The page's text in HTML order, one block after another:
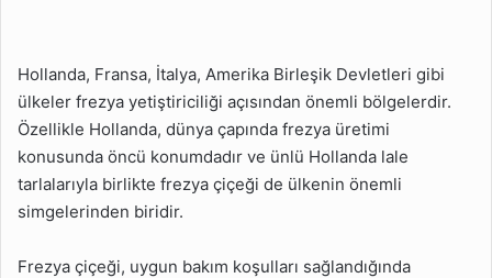
Hollanda, Fransa, İtalya, Amerika Birleşik Devletleri gibi
ülkeler frezya yetiştiriciliği açısından önemli bölgelerdir.
Özellikle Hollanda, dünya çapında frezya üretimi
konusunda öncü konumdadır ve ünlü Hollanda lale
tarlalarıyla birlikte frezya çiçeği de ülkenin önemli
simgelerinden biridir.
Frezya çiçeği, uygun bakım koşulları sağlandığında